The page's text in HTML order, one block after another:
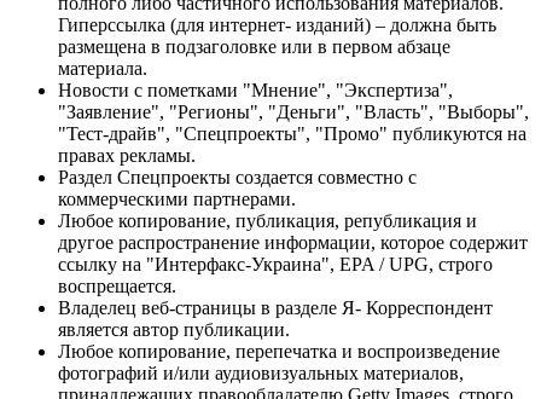
Гиперссылка (для интернет- изданий) – должна быть
размещена в подзаголовке или в первом абзаце
материала.
Новости с пометками "Мнение", "Экспертиза",
"Заявление", "Регионы", "Деньги", "Власть", "Выборы",
"Тест-драйв", "Спецпроекты", "Промо" публикуются на
правах рекламы.
Раздел Спецпроекты создается совместно с
коммерческими партнерами.
Любое копирование, публикация, републикация и
другое распространение информации, которое содержит
ссылку на "Интерфакс-Украина", EPA / UPG, строго
воспрещается.
Владелец веб-страницы в разделе Я- Корреспондент
является автор публикации.
Любое копирование, перепечатка и воспроизведение
фотографий и/или аудиовизуальных материалов,
принадлежащих правообладателю Getty Images, строго